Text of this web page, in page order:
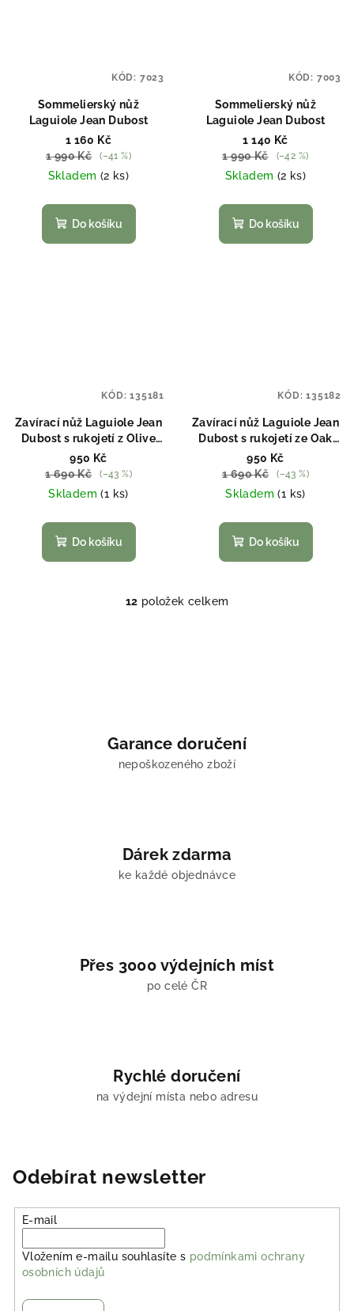
Sommelierský nůž
Laguiole Jean Dubost
1 160 Kč
1 990 Kč
(–41 %)
Skladem (2 ks)
Do košíku
KÓD: 7023
Sommelierský nůž
Laguiole Jean Dubost
1 140 Kč
1 990 Kč
(–42 %)
Skladem (2 ks)
Do košíku
KÓD: 7003
Zavírací nůž Laguiole Jean
Dubost s rukojetí z Olive
Wood
950 Kč
1 690 Kč
(–43 %)
Skladem(1 ks)
Do košíku
KÓD:135181
Zavírací nůž Laguiole Jean
Dubost s rukojetí ze Oak
wood
950 Kč
1 690 Kč
(–43 %)
Skladem(1 ks)
Do košíku
KÓD:135182
O
í
p
r
ý
p
12 položek celkem
Garance doručení
nepoškozeného zboží
Dárek zdarma
ke každé objednávce
Přes 3000 výdejních míst
po celé ČR
Rychlé doručení
na výdejní místa nebo adresu
Odebírat newsletter
E-mail
Vložením e-mailu souhlasíte s podmínkami ochrany
osobních údajů